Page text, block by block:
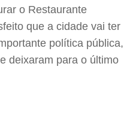
o Restaurante
que a cidade vai ter
política pública,
deixaram para o último